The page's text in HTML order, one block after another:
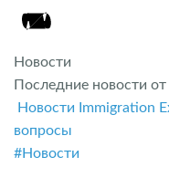
Новости
Последние новости
Новости Immigration
вопросы
#Новости